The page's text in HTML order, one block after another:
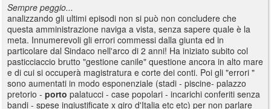
Sempre peggio...
analizzando gli ultimi episodi non si può non concludere che
questa amministrazione naviga a vista, senza sapere quale è la
meta. Innumerevoli gli errori commessi dalla giunta ed in
particolare dal Sindaco nell'arco di 2 anni! Ha iniziato subito col
pasticciaccio brutto "gestione canile" questione ancora in alto mare
e di cui si occuperà magistratura e corte dei conti. Poi gli "errori "
sono aumentati in modo esponenziale (stadi - piscine- palazzo
pretorio - porto palatucci - case popolari - incarichi conferiti senza
bandi - spese ingiustificate x giro d'Italia etc etc) per non parlare